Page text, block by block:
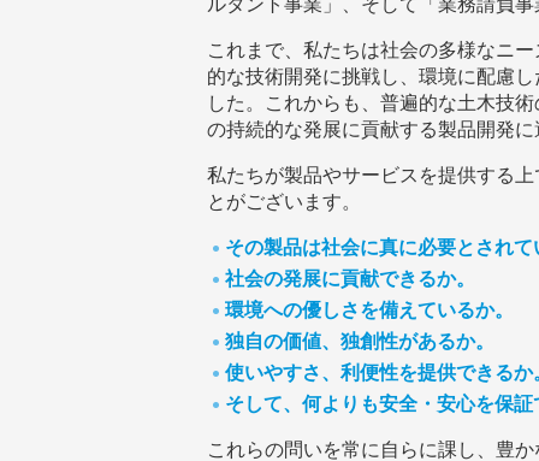
ルタント事業」、そして「業務請負
これまで、私たちは社会の多様なニ
的な技術開発に挑戦し、環境に配慮
した。これからも、普遍的な土木技
の持続的な発展に貢献する製品開発
私たちが製品やサービスを提供する
とがございます。
その製品は社会に真に必要とされて
社会の発展に貢献できるか。
環境への優しさを備えているか。
独自の価値、独創性があるか。
使いやすさ、利便性を提供できるか
そして、何よりも安全・安心を保証
これらの問いを常に自らに課し、豊